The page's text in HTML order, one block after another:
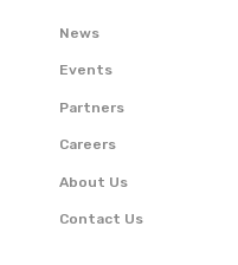
News
Events
Partners
Careers
About Us
Contact Us